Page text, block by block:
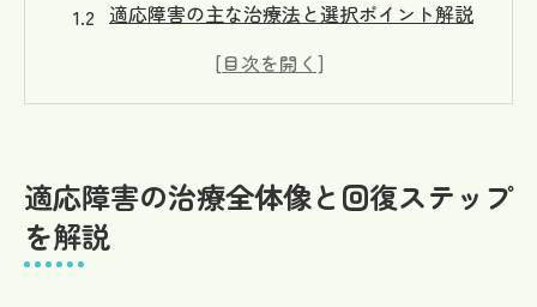
適応障害の主な治療法と選択ポイント解説
適応障害回復までの流れと治療期間の目安
治療法選択で変わる適応障害の改善期間
適応障害の治療法比較と改善期間の違い
適応障害の治療全体像と回復ステップ
を解説